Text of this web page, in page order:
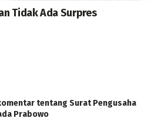
Tidak Ada Surpres
tentang Surat Pengusaha
Prabowo